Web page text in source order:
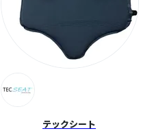
テックシート